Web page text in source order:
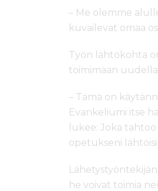
– Me olemme
kuvailevat omaa
Työn lähtökohta
toimimaan
– Tämä on
Evankeliumi itse
lukee: Joka
opetukseni
he voivat toimia